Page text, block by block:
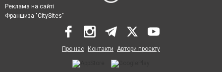
Реклама на сайті
Франшиза "CitySites"
Про нас Контакти Автори проєкту